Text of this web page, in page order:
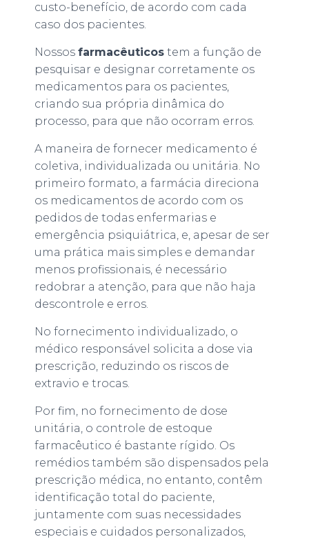
custo-benefício, de acordo com cada
caso dos pacientes.
Nossos farmacêuticos tem a função de
pesquisar e designar corretamente os
medicamentos para os pacientes,
criando sua própria dinâmica do
processo, para que não ocorram erros.
A maneira de fornecer medicamento é
coletiva, individualizada ou unitária. No
primeiro formato, a farmácia direciona
os medicamentos de acordo com os
pedidos de todas enfermarias e
emergência psiquiátrica, e, apesar de ser
uma prática mais simples e demandar
menos profissionais, é necessário
redobrar a atenção, para que não haja
descontrole e erros.
No fornecimento individualizado, o
médico responsável solicita a dose via
prescrição, reduzindo os riscos de
extravio e trocas.
Por fim, no fornecimento de dose
unitária, o controle de estoque
farmacêutico é bastante rígido. Os
remédios também são dispensados pela
prescrição médica, no entanto, contêm
identificação total do paciente,
juntamente com suas necessidades
especiais e cuidados personalizados,